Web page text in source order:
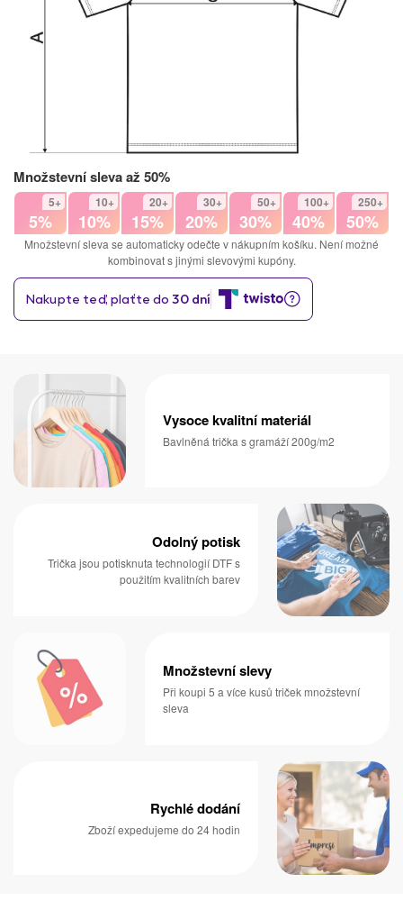
Množstevní sleva až 50%
5+
5%
10+
10%
20+
15%
30+
20%
50+
30%
100+
40%
250+
50%
Množstevní sleva se automaticky odečte v nákupním košíku. Není možné
kombinovat s jinými slevovými kupóny.
Vysoce kvalitní materiál
Bavlněná trička s gramáží 200g/m2
Odolný potisk
Trička jsou potisknuta technologií DTF s
použitím kvalitních barev
Množstevní slevy
Při koupi 5 a více kusů triček množstevní
sleva
Rychlé dodání
Zboží expedujeme do 24 hodin